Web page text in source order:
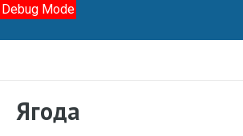
Debug Mode
Ягода